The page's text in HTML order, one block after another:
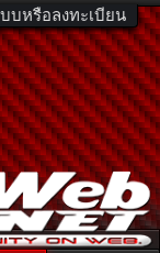
บบหรือลงทะเบียน